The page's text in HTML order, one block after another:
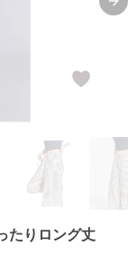
たりロング丈